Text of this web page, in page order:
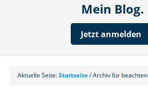
Mein Blog.
Jetzt anmelden
Aktuelle Seite:Startseite/Archiv für beachten